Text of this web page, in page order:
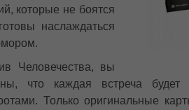
которые не боятся
наслаждаться
Человечества, вы
что каждая встреча
Только оригинальные